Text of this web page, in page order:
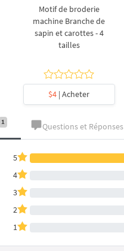
Motif de broderie
machine Branche de
sapin et carottes - 4
tailles
$4 | Acheter
1 Questions et Réponses
5
4
3
2
1